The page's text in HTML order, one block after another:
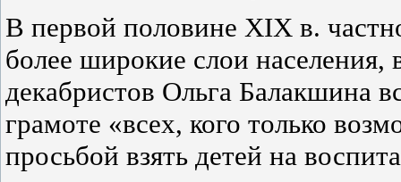
В первой половине XIX в.
более широкие слои населения,
декабристов Ольга Балакшина
грамоте «всех, кого только
просьбой взять детей на